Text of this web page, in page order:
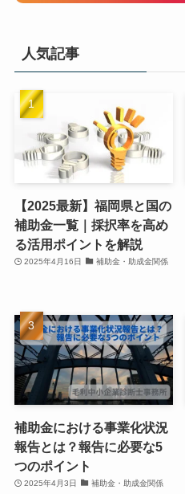
人気記事
【2025最新】福岡県と国の
補助金一覧｜採択率を高め
る活用ポイントを解説
2025年4月16日 補助金・助成金関係
補助金における事業化状況
報告とは？報告に必要な5
つのポイント
2025年4月3日 補助金・助成金関係